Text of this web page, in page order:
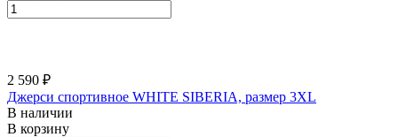
2 590 ₽
Джерси спортивное WHITE SIBERIA, размер 3XL
В наличии
В корзину